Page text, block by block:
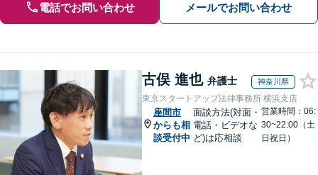
電話でお問い合わせ メールでお問い合わせ
古俣 進也 弁護士 神奈川県
東京スタートアップ法律事務所 横浜支店
座間市
からも相
談受付中
面談方法(対面・
電話・ビデオな
ど)は応相談
営業時間：06:
30~22:00（土
日祝日）